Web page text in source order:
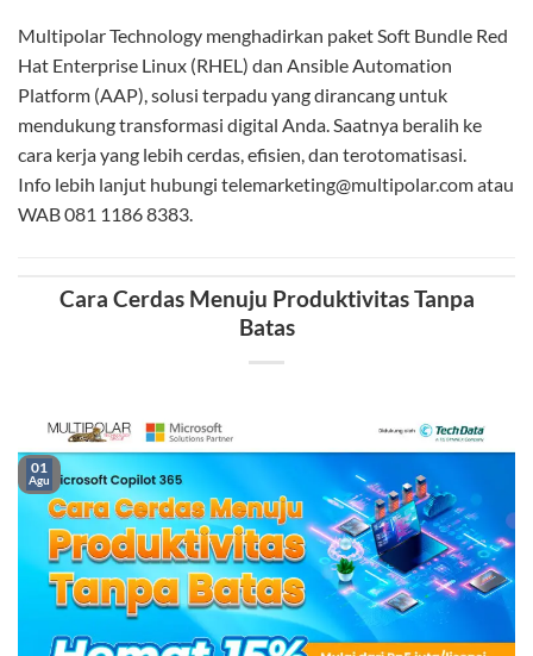
Multipolar Technology menghadirkan paket Soft Bundle Red
Hat Enterprise Linux (RHEL) dan Ansible Automation
Platform (AAP), solusi terpadu yang dirancang untuk
mendukung transformasi digital Anda. Saatnya beralih ke
cara kerja yang lebih cerdas, efisien, dan terotomatisasi.
Info lebih lanjut hubungi telemarketing@multipolar.com atau
WAB 081 1186 8383.
Cara Cerdas Menuju Produktivitas Tanpa
Batas
01
Agu